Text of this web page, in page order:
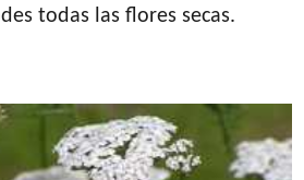
todas las flores secas.